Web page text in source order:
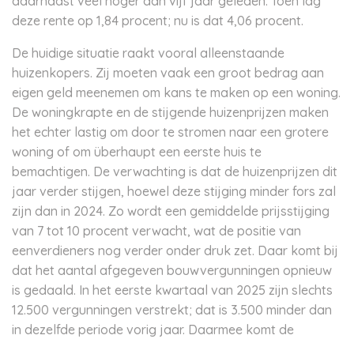
deze rente op 1,84 procent; nu is dat 4,06 procent.
De huidige situatie raakt vooral alleenstaande
huizenkopers. Zij moeten vaak een groot bedrag aan
eigen geld meenemen om kans te maken op een woning.
De woningkrapte en de stijgende huizenprijzen maken
het echter lastig om door te stromen naar een grotere
woning of om überhaupt een eerste huis te
bemachtigen. De verwachting is dat de huizenprijzen dit
jaar verder stijgen, hoewel deze stijging minder fors zal
zijn dan in 2024. Zo wordt een gemiddelde prijsstijging
van 7 tot 10 procent verwacht, wat de positie van
eenverdieners nog verder onder druk zet. Daar komt bij
dat het aantal afgegeven bouwvergunningen opnieuw
is gedaald. In het eerste kwartaal van 2025 zijn slechts
12.500 vergunningen verstrekt; dat is 3.500 minder dan
in dezelfde periode vorig jaar. Daarmee komt de